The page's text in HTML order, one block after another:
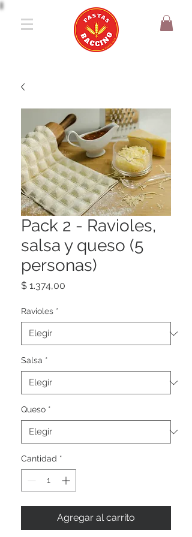
Pack 2 - Ravioles,
salsa y queso (5
personas)
$ 1.374,00
Ravioles *
Salsa *
Queso *
Cantidad *
Agregar al carrito